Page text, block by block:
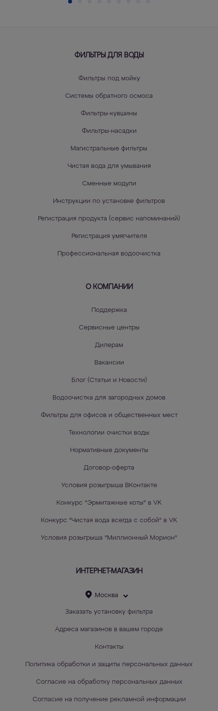
ФИЛЬТРЫ ДЛЯ ВОДЫ
Фильтры под мойку
Системы обратного осмоса
Фильтры-кувшины
Фильтры-насадки
Магистральные фильтры
Чистая вода для умывания
Сменные модули
Инструкции по установке фильтров
Регистрация продукта (сервис напоминаний)
Регистрация умягчителя
Профессиональная водоочистка
О КОМПАНИИ
Поддержка
Сервисные центры
Дилерам
Вакансии
Блог (Статьи и Новости)
Водоочистка для загородных домов
Фильтры для офисов и общественных мест
Технологии очистки воды
Нормативные документы
Договор-оферта
Условия розыгрыша ВКонтакте
Конкурс "Эрмитажные коты" в VK
Конкурс "Чистая вода всегда с собой" в VK
Условия розыгрыша "Миллионный Морион"
ИНТЕРНЕТ-МАГАЗИН
Москва
Заказать установку фильтра
Адреса магазинов в вашем городе
Контакты
Политика обработки и защиты персональных данных
Согласие на обработку персональных данных
Согласие на получение рекламной информации